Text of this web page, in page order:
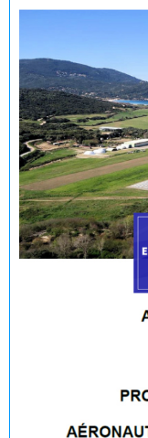
🟢 🌊
Fermeture
Purraja par mesure
Décision du